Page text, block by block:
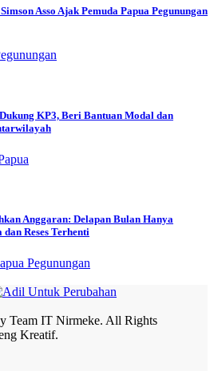
Asso Ajak Pemuda Papua Pegunungan
KP3, Beri Bantuan Modal dan
Anggaran: Delapan Bulan Hanya
Reses Terhenti
Pegunungan
Team IT Nirmeke. All Rights
Kreatif.